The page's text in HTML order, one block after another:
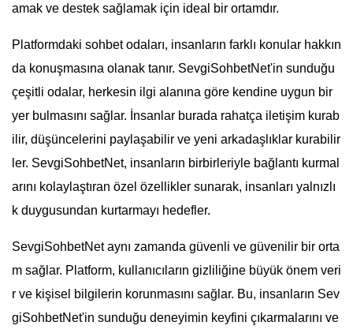
amak ve destek sağlamak için ideal bir ortamdır.
Platformdaki sohbet odaları, insanların farklı konular hakkın
da konuşmasına olanak tanır. SevgiSohbetNet'in sunduğu
çeşitli odalar, herkesin ilgi alanına göre kendine uygun bir
yer bulmasını sağlar. İnsanlar burada rahatça iletişim kurab
ilir, düşüncelerini paylaşabilir ve yeni arkadaşlıklar kurabilir
ler. SevgiSohbetNet, insanların birbirleriyle bağlantı kurmal
arını kolaylaştıran özel özellikler sunarak, insanları yalnızlı
k duygusundan kurtarmayı hedefler.
SevgiSohbetNet aynı zamanda güvenli ve güvenilir bir orta
m sağlar. Platform, kullanıcıların gizliliğine büyük önem veri
r ve kişisel bilgilerin korunmasını sağlar. Bu, insanların Sev
giSohbetNet'in sunduğu deneyimin keyfini çıkarmalarını ve